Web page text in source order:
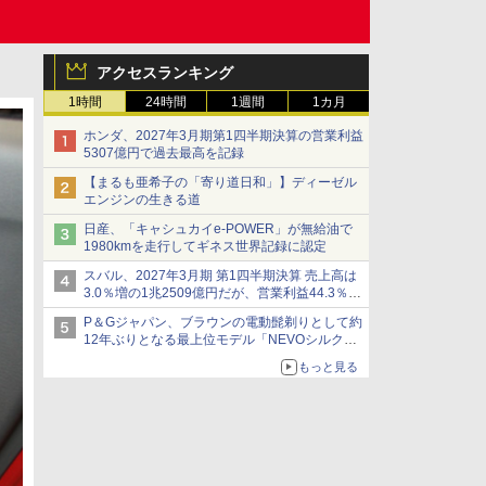
アクセスランキング
1時間 24時間 1週間 1カ月
ホンダ、2027年3月期第1四半期決算の営業利益
5307億円で過去最高を記録
【まるも亜希子の「寄り道日和」】ディーゼル
エンジンの生きる道
日産、「キャシュカイe-POWER」が無給油で
1980kmを走行してギネス世界記録に認定
スバル、2027年3月期 第1四半期決算 売上高は
3.0％増の1兆2509億円だが、営業利益44.3％減
の426億円、当期利益10.3％減の492億円で増収
減益
P＆Gジャパン、ブラウンの電動髭剃りとして約
12年ぶりとなる最上位モデル「NEVOシルクシ
もっと見る